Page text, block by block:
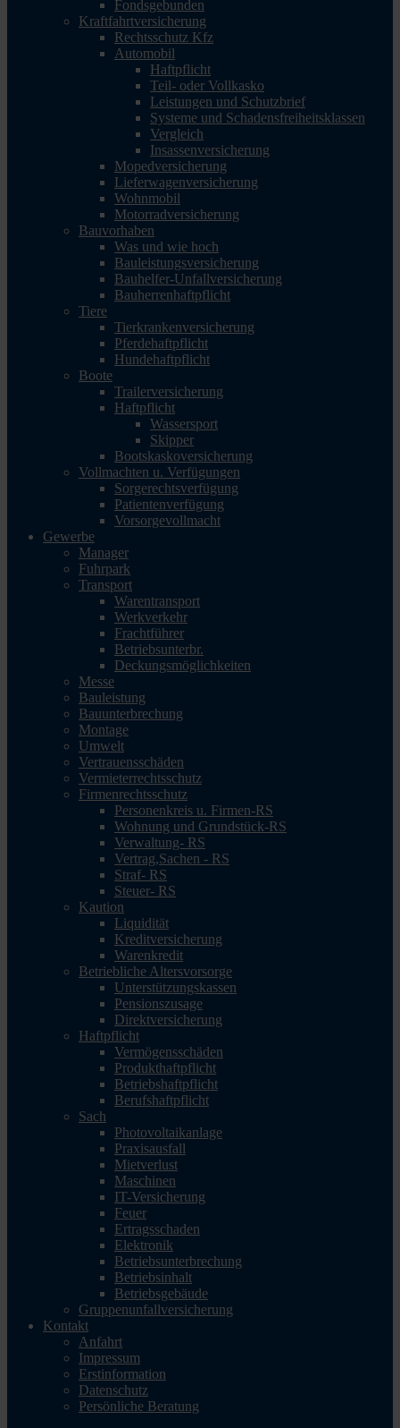
Fondsgebunden
Kraftfahrtversicherung
Rechtsschutz Kfz
Automobil
Haftpflicht
Teil- oder Vollkasko
Leistungen und Schutzbrief
Systeme und Schadensfreiheitsklassen
Vergleich
Insassenversicherung
Mopedversicherung
Lieferwagenversicherung
Wohnmobil
Motorradversicherung
Bauvorhaben
Was und wie hoch
Bauleistungsversicherung
Bauhelfer-Unfallversicherung
Bauherrenhaftpflicht
Tiere
Tierkrankenversicherung
Pferdehaftpflicht
Hundehaftpflicht
Boote
Trailerversicherung
Haftpflicht
Wassersport
Skipper
Bootskaskoversicherung
Vollmachten u. Verfügungen
Sorgerechtsverfügung
Patientenverfügung
Vorsorgevollmacht
Gewerbe
Manager
Fuhrpark
Transport
Warentransport
Werkverkehr
Frachtführer
Betriebsunterbr.
Deckungsmöglichkeiten
Messe
Bauleistung
Bauunterbrechung
Montage
Umwelt
Vertrauensschäden
Vermieterrechtsschutz
Firmenrechtsschutz
Personenkreis u. Firmen-RS
Wohnung und Grundstück-RS
Verwaltung- RS
Vertrag,Sachen - RS
Straf- RS
Steuer- RS
Kaution
Liquidität
Kreditversicherung
Warenkredit
Betriebliche Altersvorsorge
Unterstützungskassen
Pensionszusage
Direktversicherung
Haftpflicht
Vermögensschäden
Produkthaftpflicht
Betriebshaftpflicht
Berufshaftpflicht
Sach
Photovoltaikanlage
Praxisausfall
Mietverlust
Maschinen
IT-Versicherung
Feuer
Ertragsschaden
Elektronik
Betriebsunterbrechung
Betriebsinhalt
Betriebsgebäude
Gruppenunfallversicherung
Kontakt
Anfahrt
Impressum
Erstinformation
Datenschutz
Persönliche Beratung